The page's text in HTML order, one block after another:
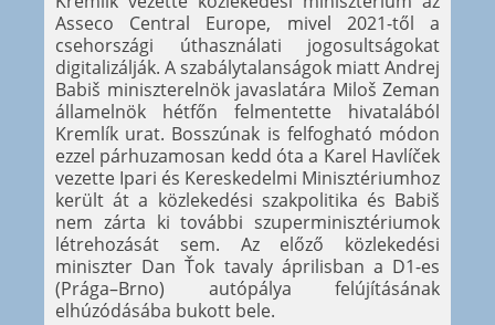
Asseco Central Europe, mivel 2021-től a
csehországi úthasználati jogosultságokat
digitalizálják. A szabálytalanságok miatt Andrej
Babiš miniszterelnök javaslatára Miloš Zeman
államelnök hétfőn felmentette hivatalából
Kremlík urat. Bosszúnak is felfogható módon
ezzel párhuzamosan kedd óta a Karel Havlíček
vezette Ipari és Kereskedelmi Minisztériumhoz
került át a közlekedési szakpolitika és Babiš
nem zárta ki további szuperminisztériumok
létrehozását sem. Az előző közlekedési
miniszter Dan Ťok tavaly áprilisban a D1-es
(Prága–Brno) autópálya felújításának
elhúzódásába bukott bele.